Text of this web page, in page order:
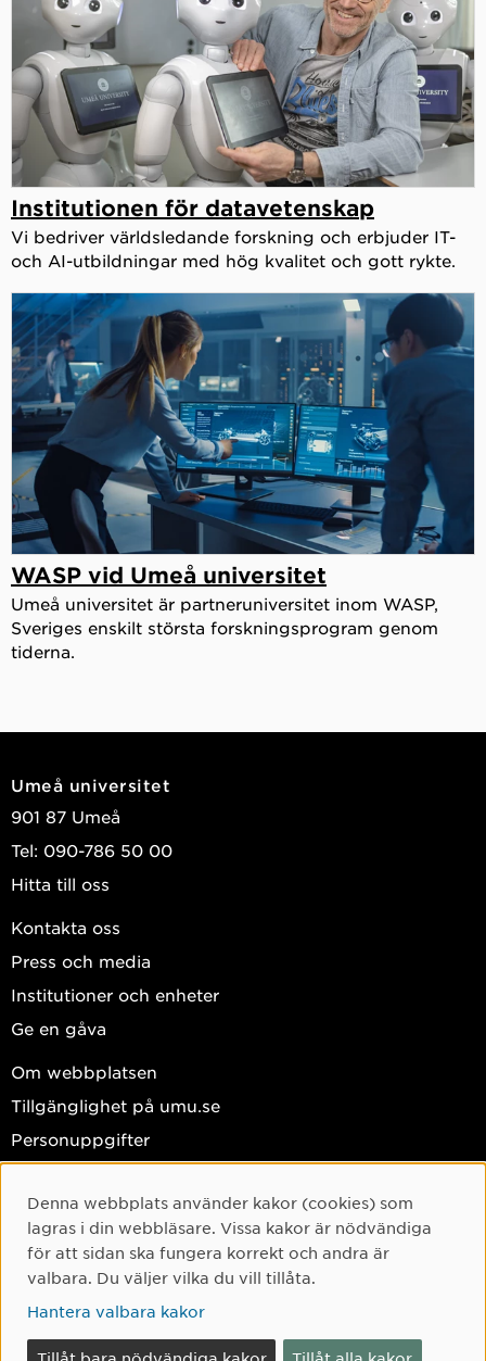
Institutionen för datavetenskap
Vi bedriver världsledande forskning och erbjuder IT-
och AI-utbildningar med hög kvalitet och gott rykte.
WASP vid Umeå universitet
Umeå universitet är partneruniversitet inom WASP,
Sveriges enskilt största forskningsprogram genom
tiderna.
Umeå universitet
901 87 Umeå
Tel: 090-786 50 00
Hitta till oss
Kontakta oss
Press och media
Institutioner och enheter
Ge en gåva
Om webbplatsen
Tillgänglighet på umu.se
Personuppgifter
Facebook
Instagram
TikTok
Youtube
LinkedIn
Cookie-samtycke
Denna webbplats använder kakor (cookies) som
lagras i din webbläsare. Vissa kakor är nödvändiga
för att sidan ska fungera korrekt och andra är
valbara. Du väljer vilka du vill tillåta.
Hantera valbara kakor